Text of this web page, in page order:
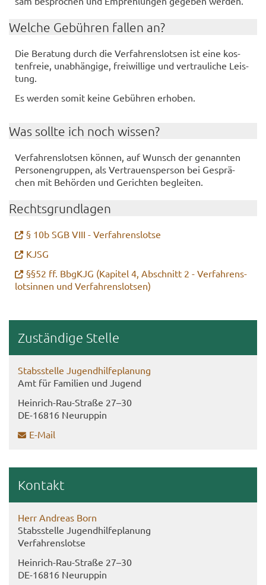
Wel­che Ge­büh­ren fal­len an?
Die Be­ra­tung durch die Ver­fah­rens­lot­sen ist eine kos­
ten­freie, un­ab­hän­gi­ge, frei­wil­li­ge und ver­trau­li­che Leis­
tung.
Es wer­den somit keine Ge­büh­ren er­ho­ben.
Was soll­te ich noch wis­sen?
Ver­fah­rens­lot­sen kön­nen, auf Wunsch der ge­nann­ten
Per­so­nen­grup­pen, als Ver­trau­ens­per­son bei Ge­sprä­
chen mit Be­hör­den und Ge­rich­ten be­glei­ten.
Rechts­grund­la­gen
§ 10b SGB VIII - Ver­fah­rens­lot­se
KJSG
§§52 ff. Bb­g­KJG (Ka­pi­tel 4, Ab­schnitt 2 - Ver­fah­rens­
lot­sin­nen und Ver­fah­rens­lot­sen)
Zu­stän­di­ge Stel­le
Stabs­stel­le Ju­gend­hil­fe­pla­nung
Amt für Fa­mi­li­en und Ju­gend
Heinrich-​Rau-Straße 27–30
DE-​16816 Neu­rup­pin
E-​Mail
Kon­takt
Herr An­dre­as Born
Stabs­stel­le Ju­gend­hil­fe­pla­nung
Ver­fah­rens­lot­se
Heinrich-​​Rau-​Straße 27–30
DE-​16816 Neu­rup­pin